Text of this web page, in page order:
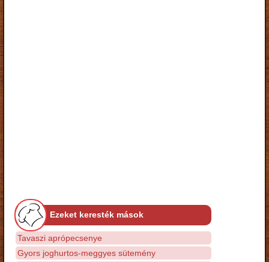
Ezeket keresték mások
Tavaszi aprópecsenye
Gyors joghurtos-meggyes sütemény